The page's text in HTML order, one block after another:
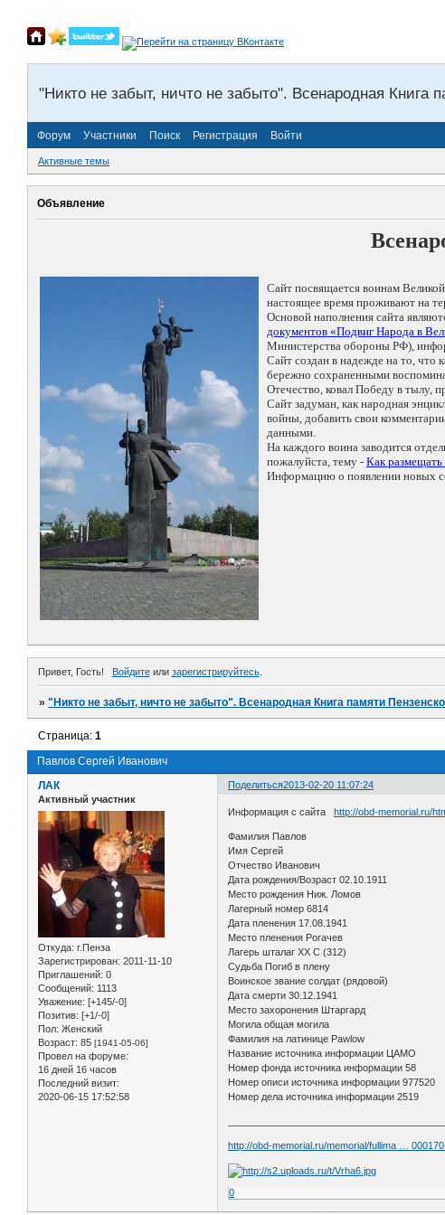
"Никто не забыт, ничто не забыто". Всенародная Книга
Форум Участники Поиск Регистрация Войти
Активные темы
Объявление
Сайт посвящается воинам
настоящее время проживают на
Основой наполнения сайта
документов «Подвиг Народа в
Министерства обороны РФ),
Сайт создан в надежде на то,
бережно сохраненными
Отечество, ковал Победу в тылу,
Сайт задуман, как народная
войны, добавить свои
данными.
На каждого воина заводится
пожалуйста, тему - Как
Информацию о появлении новых
Привет, Гость! Войдитеили зарегистрируйтесь.
»"Никто не забыт, ничто не забыто". Всенародная Книга памяти
Павлов Сергей Иванович
Страница:1
Поделиться2013-02-20 11:07:24
ЛАК
Активный участник
Откуда: г.Пенза
Зарегистрирован: 2011-11-10
Приглашений: 0
Сообщений: 1113
Уважение: [+145/-0]
Позитив: [+1/-0]
Пол: Женский
Возраст: 85 [1941-05-06]
Провел на форуме:
16 дней 16 часов
Последний визит:
2020-06-15 17:52:58
Информация с сайтаhttp://obd-memorial.ru/
Фамилия Павлов
Имя Сергей
Отчество Иванович
Дата рождения/Возраст 02.10.1911
Место рождения Ниж. Ломов
Лагерный номер 6814
Дата пленения 17.08.1941
Место пленения Рогачев
Лагерь шталаг XX C (312)
Судьба Погиб в плену
Воинское звание солдат (рядовой)
Дата смерти 30.12.1941
Место захоронения Штаргард
Могила общая могила
Фамилия на латинице Pawlow
Название источника информации ЦАМО
Номер фонда источника информации 58
Номер описи источника информации 977520
Номер дела источника информации 2519
http://obd-memorial.ru/memorial/fullima …
0